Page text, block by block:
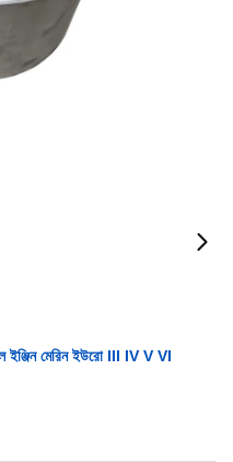
ইঞ্জিন মেরিন ইউরো III IV V VI